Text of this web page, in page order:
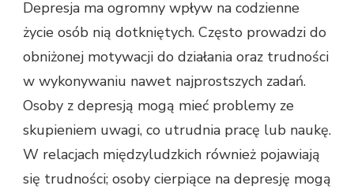
Depresja ma ogromny wpływ na codzienne
życie osób nią dotkniętych. Często prowadzi do
obniżonej motywacji do działania oraz trudności
w wykonywaniu nawet najprostszych zadań.
Osoby z depresją mogą mieć problemy ze
skupieniem uwagi, co utrudnia pracę lub naukę.
W relacjach międzyludzkich również pojawiają
się trudności; osoby cierpiące na depresję mogą